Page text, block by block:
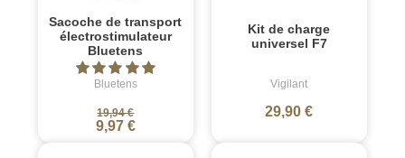
Sacoche de transport
électrostimulateur
Bluetens
Bluetens
19,94 €
9,97 €
Kit de charge
universel F7
Vigilant
29,90 €